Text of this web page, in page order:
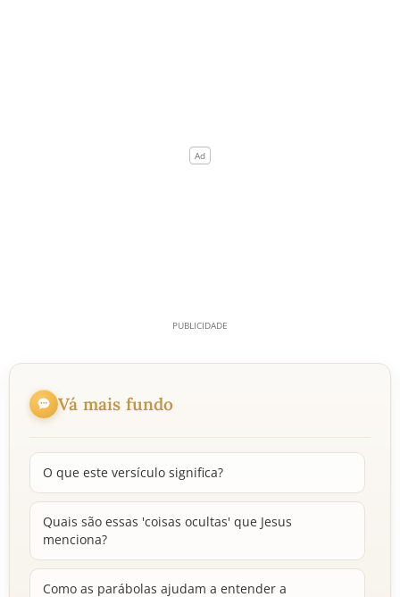
Vá mais fundo
O que este versículo significa?
Quais são essas 'coisas ocultas' que Jesus
menciona?
Como as parábolas ajudam a entender a